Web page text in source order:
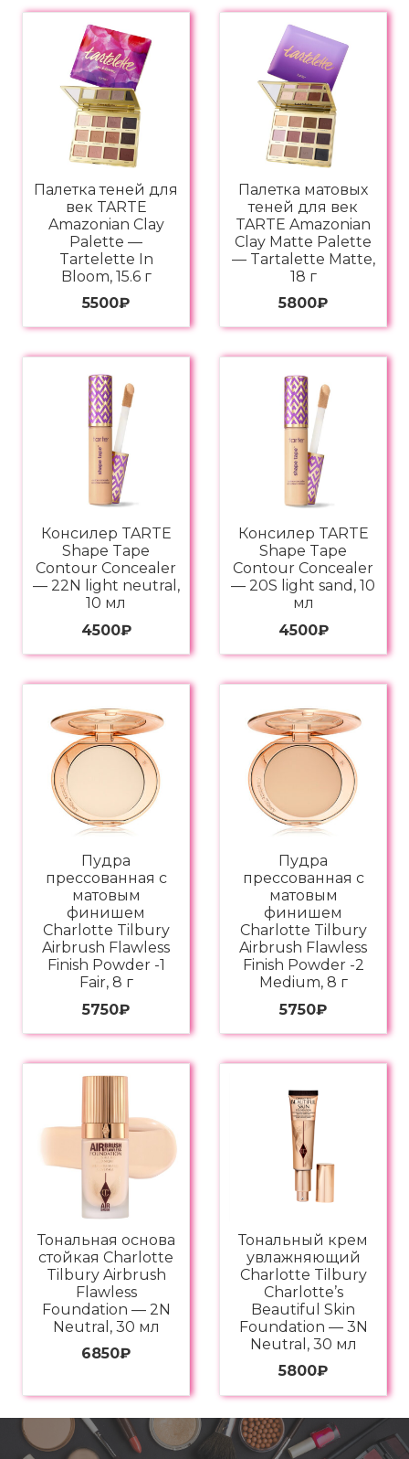
Палетка теней для
век TARTE
Amazonian Clay
Palette —
Tartelette In
Bloom, 15.6 г
5500₽
Палетка матовых
теней для век
TARTE Amazonian
Clay Matte Palette
— Tartalette Matte,
18 г
5800₽
Консилер TARTE
Shape Tape
Contour Concealer
— 22N light neutral,
10 мл
4500₽
Консилер TARTE
Shape Tape
Contour Concealer
— 20S light sand, 10
мл
4500₽
Пудра
прессованная с
матовым
финишем
Charlotte Tilbury
Airbrush Flawless
Finish Powder -1
Fair, 8 г
5750₽
Пудра
прессованная с
матовым
финишем
Charlotte Tilbury
Airbrush Flawless
Finish Powder -2
Medium, 8 г
5750₽
Тональная основа
стойкая Charlotte
Tilbury Airbrush
Flawless
Foundation — 2N
Neutral, 30 мл
6850₽
Тональный крем
увлажняющий
Charlotte Tilbury
Charlotte’s
Beautiful Skin
Foundation — 3N
Neutral, 30 мл
5800₽